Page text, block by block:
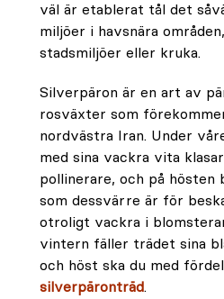
väl är etablerat tål det
miljöer i havsnära
stadsmiljöer eller kruka.
Silverpäron är en art av
rosväxter som
nordvästra Iran. Under
med sina vackra vita
pollinerare, och på hösten
som dessvärre är för
otroligt vackra i
vintern fäller trädet sina
och höst ska du med fördel
silverpäronträd.